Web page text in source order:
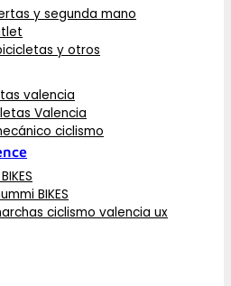
y segunda mano
y otros
valencia
Valencia
ciclismo
BIKES
ciclismo valencia ux